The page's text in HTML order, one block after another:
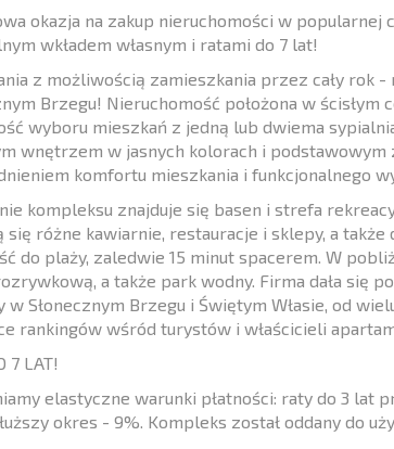
okazja na zakup nieruchomości w
wkładem własnym i ratami do 7 lat!
z możliwością zamieszkania przez cały rok
Brzegu! Nieruchomość położona w
wyboru mieszkań z jedną lub dwiema
wnętrzem w jasnych kolorach i podstawowym
komfortu mieszkania i funkcjonalnego
kompleksu znajduje się basen i strefa
się różne kawiarnie, restauracje i sklepy, a
do plaży, zaledwie 15 minut spacerem. W
a także park wodny. Firma dała się
w Słonecznym Brzegu i Świętym Własie, od
rankingów wśród turystów i właścicieli
7 LAT!
elastyczne warunki płatności: raty do 3
okres - 9%. Kompleks został oddany do